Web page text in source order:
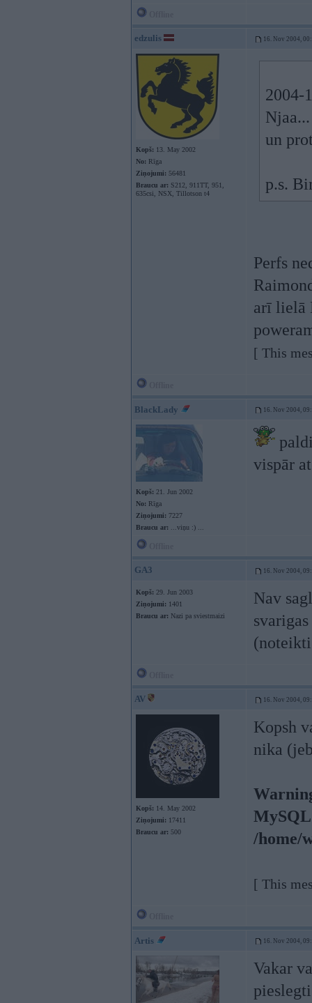
edzulis 16. Nov 2004,
Kopš: 13. May 2002
No: Rīga
Ziņojumi: 56481
Braucu ar: S212, 911TT, 951,
635csi, NSX, Tillotson t4
2004-
un
p.s.
Perfs
arī lielā
[ This
BlackLady 16. Nov 2004,
Kopš: 21. Jun 2002
No: Rīga
Ziņojumi: 7227
Braucu ar: ...viņu :) ...
vispār
GA3 16. Nov 2004,
Kopš: 29. Jun 2003
Ziņojumi: 1401
Braucu ar: Nazi pa sviestmaizi
Nav
AV 16. Nov 2004,
Kopš: 14. May 2002
Ziņojumi: 17411
Braucu ar: 500
Kopsh
nika
/home/
[ This
Artis 16. Nov 2004,
Vakar